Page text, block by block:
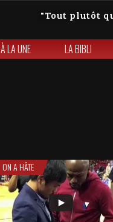
Tout plutôt
À LA UNE LA BIBLI
ON A HÂTE